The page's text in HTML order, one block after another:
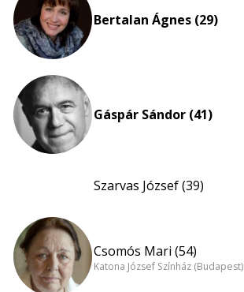
Bertalan Ágnes (29)
Gáspár Sándor (41)
Szarvas József (39)
Csomós Mari (54)
Katona József Színház (Budapest)